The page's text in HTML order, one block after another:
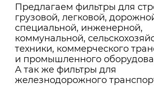
Предлагаем фильтры для
грузовой, легковой,
специальной, инженерной,
коммунальной,
техники, коммерческого
и промышленного
А так же фильтры для
железнодорожного